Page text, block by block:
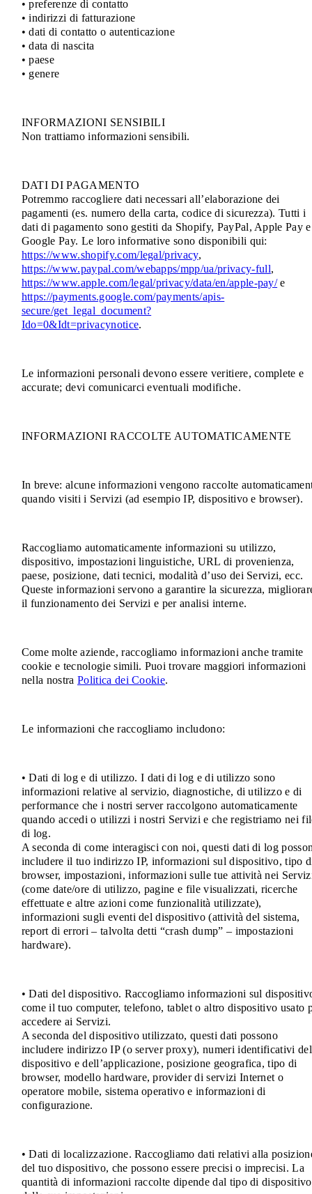
• preferenze di contatto
• indirizzi di fatturazione
• dati di contatto o autenticazione
• data di nascita
• paese
• genere
INFORMAZIONI SENSIBILI
Non trattiamo informazioni sensibili.
DATI DI PAGAMENTO
Potremmo raccogliere dati necessari all’elaborazione dei
pagamenti (es. numero della carta, codice di sicurezza). Tutti i
dati di pagamento sono gestiti da Shopify, PayPal, Apple Pay e
Google Pay. Le loro informative sono disponibili qui:
https://www.shopify.com/legal/privacy,
https://www.paypal.com/webapps/mpp/ua/privacy-full,
https://www.apple.com/legal/privacy/data/en/apple-pay/e
https://payments.google.com/payments/apis-
secure/get_legal_document?
Ido=0&Idt=privacynotice.
Le informazioni personali devono essere veritiere, complete e
accurate; devi comunicarci eventuali modifiche.
INFORMAZIONI RACCOLTE AUTOMATICAMENTE
In breve: alcune informazioni vengono raccolte
quando visiti i Servizi (ad esempio IP, dispositivo e browser).
Raccogliamo automaticamente informazioni su utilizzo,
dispositivo, impostazioni linguistiche, URL di provenienza,
paese, posizione, dati tecnici, modalità d’uso dei Servizi, ecc.
Queste informazioni servono a garantire la sicurezza,
il funzionamento dei Servizi e per analisi interne.
Come molte aziende, raccogliamo informazioni anche tramite
cookie e tecnologie simili. Puoi trovare maggiori informazioni
nella nostraPolitica dei Cookie.
Le informazioni che raccogliamo includono:
• Dati di log e di utilizzo. I dati di log e di utilizzo sono
informazioni relative al servizio, diagnostiche, di utilizzo e di
performance che i nostri server raccolgono automaticamente
quando accedi o utilizzi i nostri Servizi e che registriamo nei
di log.
A seconda di come interagisci con noi, questi dati di log
includere il tuo indirizzo IP, informazioni sul dispositivo, tipo
browser, impostazioni, informazioni sulle tue attività nei
(come date/ore di utilizzo, pagine e file visualizzati, ricerche
effettuate e altre azioni come funzionalità utilizzate),
informazioni sugli eventi del dispositivo (attività del sistema,
report di errori – talvolta detti “crash dump” – impostazioni
hardware).
• Dati del dispositivo. Raccogliamo informazioni sul
come il tuo computer, telefono, tablet o altro dispositivo usato
accedere ai Servizi.
A seconda del dispositivo utilizzato, questi dati possono
includere indirizzo IP (o server proxy), numeri identificativi del
dispositivo e dell’applicazione, posizione geografica, tipo di
browser, modello hardware, provider di servizi Internet o
operatore mobile, sistema operativo e informazioni di
configurazione.
• Dati di localizzazione. Raccogliamo dati relativi alla
del tuo dispositivo, che possono essere precisi o imprecisi. La
quantità di informazioni raccolte dipende dal tipo di